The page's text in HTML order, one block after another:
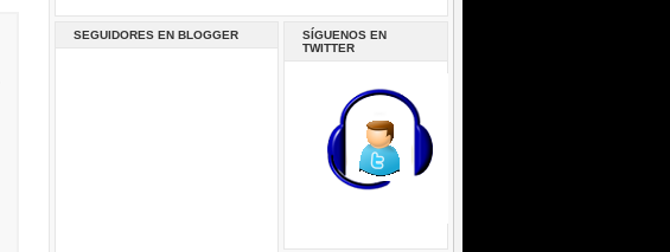
SEGUIDORES EN BLOGGER
SÍGUENOS EN
TWITTER